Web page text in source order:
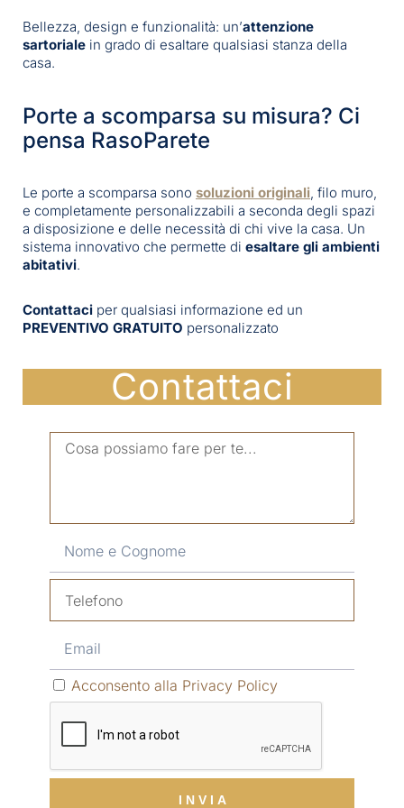
Bellezza, design e funzionalità: un’attenzione
sartoriale in grado di esaltare qualsiasi stanza della
casa.
Porte a scomparsa su misura? Ci
pensa RasoParete
Le porte a scomparsa sono soluzioni originali, filo muro,
e completamente personalizzabili a seconda degli spazi
a disposizione e delle necessità di chi vive la casa. Un
sistema innovativo che permette di esaltare gli ambienti
abitativi.
Contattaci per qualsiasi informazione ed un
PREVENTIVO GRATUITO personalizzato
Contattaci
Acconsento alla Privacy Policy
I N V I A